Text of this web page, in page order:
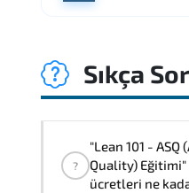
Sıkça
?
"Lean 101 -
Quality)
ücretleri ne